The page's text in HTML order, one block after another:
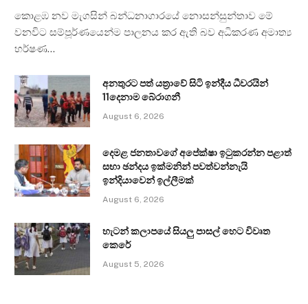
කොළඹ නව මැගසින් බන්ධනාගාරයේ නොසන්සුන්තාව මේ
වනවිට සම්පූර්ණයෙන්ම පාලනය කර ඇති බව අධිකරණ අමාත්‍ය
හර්ෂණ…
අනතුරට පත් යත්‍රාවේ සිටි ඉන්දීය ධීවරයින්
11දෙනාම බේරාගනී
August 6, 2026
දෙමළ ජනතාවගේ අපේක්ෂා ඉටුකරන්න පළාත්
සභා ඡන්දය ඉක්මනින් පවත්වන්නැයි
ඉන්දියාවෙන් ඉල්ලීමක්
August 6, 2026
හැටන් කලාපයේ සියලු පාසල් හෙට විවෘත
කෙරේ
August 5, 2026